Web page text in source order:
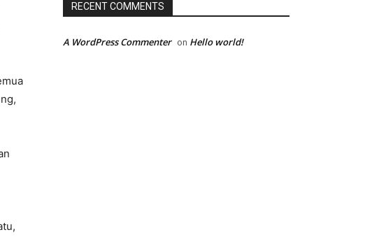
RECENT COMMENTS
A WordPress Commenter on Hello world!